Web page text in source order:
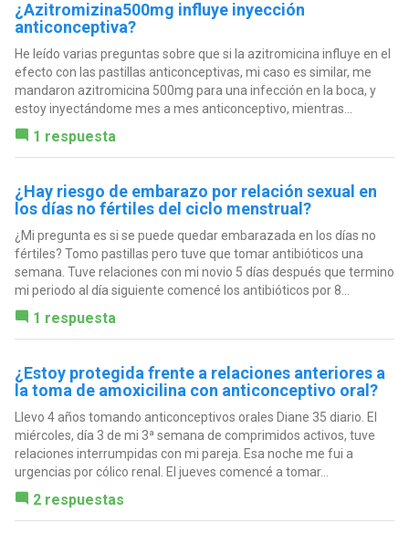
¿Azitromizina500mg influye inyección
anticonceptiva?
He leído varias preguntas sobre que si la azitromicina influye en el
efecto con las pastillas anticonceptivas, mi caso es similar, me
mandaron azitromicina 500mg para una infección en la boca, y
estoy inyectándome mes a mes anticonceptivo, mientras...
1 respuesta
¿Hay riesgo de embarazo por relación sexual en
los días no fértiles del ciclo menstrual?
¿Mi pregunta es si se puede quedar embarazada en los días no
fértiles? Tomo pastillas pero tuve que tomar antibióticos una
semana. Tuve relaciones con mi novio 5 días después que termino
mi periodo al día siguiente comencé los antibióticos por 8...
1 respuesta
¿Estoy protegida frente a relaciones anteriores a
la toma de amoxicilina con anticonceptivo oral?
Llevo 4 años tomando anticonceptivos orales Diane 35 diario. El
miércoles, día 3 de mi 3ª semana de comprimidos activos, tuve
relaciones interrumpidas con mi pareja. Esa noche me fui a
urgencias por cólico renal. El jueves comencé a tomar...
2 respuestas